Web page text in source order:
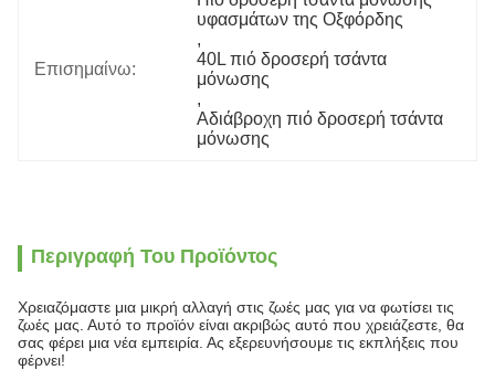
Επισημαίνω:
υφασμάτων της Οξφόρδης
,
40L πιό δροσερή τσάντα
μόνωσης
,
Αδιάβροχη πιό δροσερή τσάντα
μόνωσης
Περιγραφή Του Προϊόντος
Χρειαζόμαστε μια μικρή αλλαγή στις ζωές μας για να φωτίσει τις
ζωές μας. Αυτό το προϊόν είναι ακριβώς αυτό που χρειάζεστε, θα
σας φέρει μια νέα εμπειρία. Ας εξερευνήσουμε τις εκπλήξεις που
φέρνει!